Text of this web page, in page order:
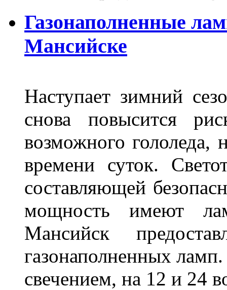
Газонаполненные
Мансийске
Наступает зимний
снова повысится
возможного гололеда,
времени суток.
составляющей
мощность имеют
Мансийск
газонаполненных
свечением, на 12 и 24